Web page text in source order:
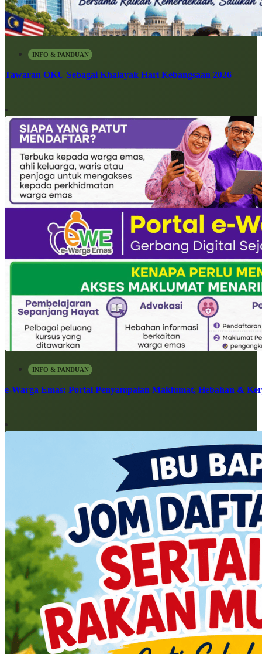
INFO & PANDUAN
Tawaran OKU Sebagai Khalayak Hari Kebangsaan 2026
INFO & PANDUAN
e-Warga Emas: Portal Penyampaian Maklumat, Hebahan &